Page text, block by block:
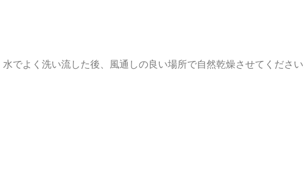
でよく洗い流した後、風通しの良い場所で自然乾燥させてくださ